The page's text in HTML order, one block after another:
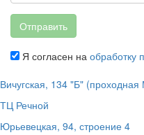
Отправить
Я согласен на обработку
Вичугская, 134 "Б"
ТЦ Речной
Юрьевецкая, 94, строение 4